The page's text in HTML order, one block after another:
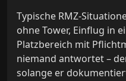
Typische RMZ-
ohne Tower, Einflug in
Platzbereich mit
niemand antwortet –
solange er